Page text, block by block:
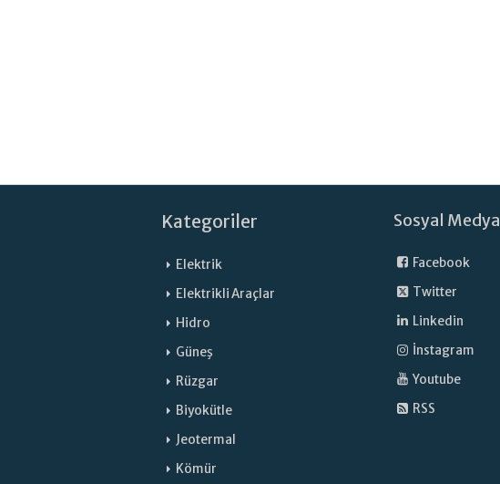
Kategoriler
Elektrik
Elektrikli Araçlar
Hidro
Güneş
Rüzgar
Biyokütle
Jeotermal
Kömür
Sosyal Medya
Facebook
Twitter
Linkedin
İnstagram
Youtube
RSS